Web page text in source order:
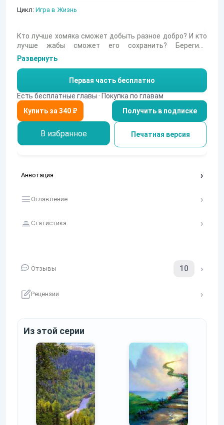
Цикл: Игра в Жизнь
Кто лучше хомяка сможет добыть разное добро? И кто
лучше жабы сможет его сохранить? Берегись
Серединный мир - два самых страшных зверя уже
отправились в свой Великий поход.
Развернуть
Первая часть бесплатно
Есть бесплатные главы · Покупка по главам
Получить в подписке
В избранное Печатная версия
Аннотация
Оглавление
Статистика
Отзывы 10
Рецензии
Из этой серии